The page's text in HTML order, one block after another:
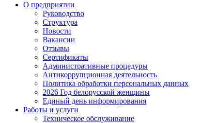
О предприятии
Руководство
Структура
Новости
Вакансии
Отзывы
Сертификаты
Административные процедуры
Антикоррупционная деятельность
Политика обработки персональных данных
2026 Год белорусской женщины
Единый день информирования
Работы и услуги
Техническое обслуживание